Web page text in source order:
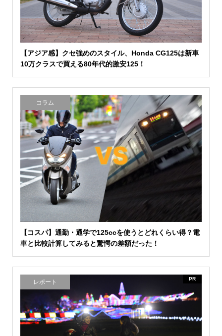
【アジア感】クセ強めのスタイル、Honda CG125は新車
10万クラスで買える80年代的激安125！
コラム
【コスパ】通勤・通学で125ccを使うとどれくらい得？電
車と比較計算してみると驚愕の差額だった！
レポート PR